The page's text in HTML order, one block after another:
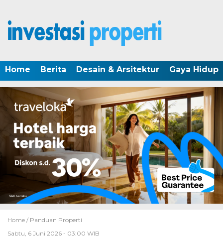
Home Berita Desain & Arsitektur Gaya Hidup
Home / Panduan Properti
Sabtu, 6 Juni 2026 - 03:00 WIB